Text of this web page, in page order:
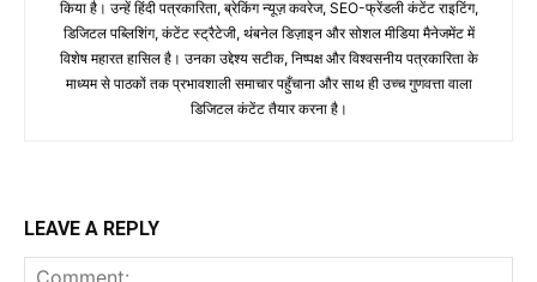
किया है। उन्हें हिंदी पत्रकारिता, ब्रेकिंग न्यूज़ कवरेज, SEO-फ्रेंडली कंटेंट राइटिंग,
डिजिटल पब्लिशिंग, कंटेंट स्ट्रैटेजी, थंबनेल डिज़ाइन और सोशल मीडिया मैनेजमेंट में
विशेष महारत हासिल है। उनका उद्देश्य सटीक, निष्पक्ष और विश्वसनीय पत्रकारिता के
माध्यम से पाठकों तक प्रभावशाली समाचार पहुँचाना और साथ ही उच्च गुणवत्ता वाला
डिजिटल कंटेंट तैयार करना है।
LEAVE A REPLY